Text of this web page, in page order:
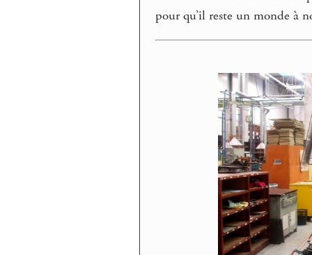
pour qu’il reste un monde à